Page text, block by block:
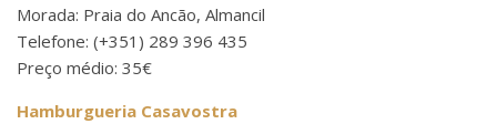
Morada: Praia do Ancão, Almancil
Telefone: (+351) 289 396 435
Preço médio: 35€
Hamburgueria Casavostra